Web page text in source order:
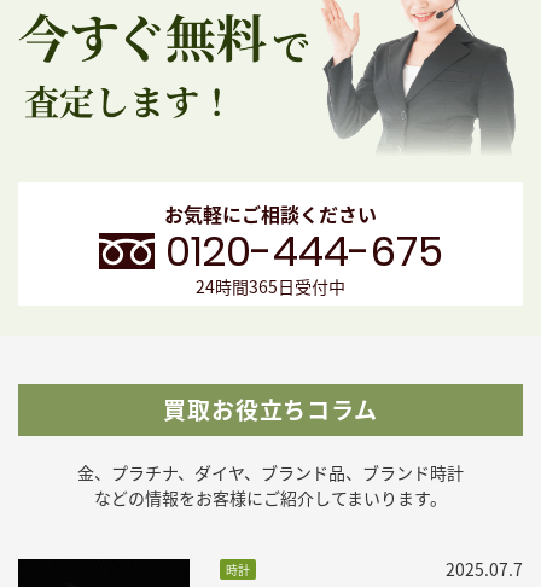
お気軽にご相談ください
0120-444-675
24時間365日受付中
買取お役立ちコラム
金、プラチナ、ダイヤ、ブランド品、ブランド時計
などの情報をお客様にご紹介してまいります。
時計 2025.07.7